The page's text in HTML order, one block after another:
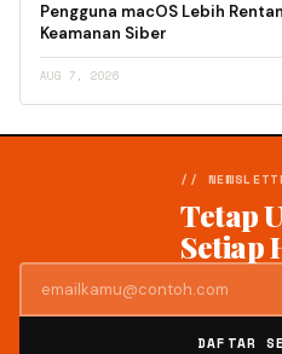
Pengguna macOS Lebih
Keamanan Siber
AUG 7, 2026
//
Tetap
Setiap
DAFTAR